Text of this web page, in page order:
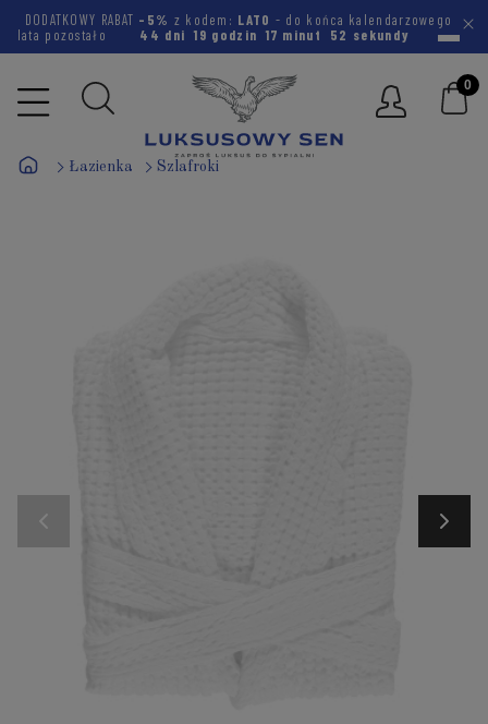
DODATKOWY RABAT -5% z kodem: LATO - do końca kalendarzowego
lata pozostało
44 dni 19 godzin 17 minut 51 sekund
Łazienka Szlafroki